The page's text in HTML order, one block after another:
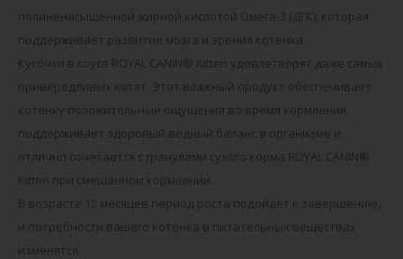
полиненасыщенной жирной кислотой Омега-3 (ДГК), которая
поддерживает развитие мозга и зрения котенка.
Кусочки в соусе ROYAL CANIN® Kitten удовлетворят даже самых
привередливых котят. Этот влажный продукт обеспечивает
котенку положительные ощущения во время кормления,
поддерживает здоровый водный баланс в организме и
отлично сочетается с гранулами сухого корма ROYAL CANIN®
Kitten при смешанном кормлении.
В возрасте 12 месяцев период роста подойдет к завершению,
и потребности вашего котенка в питательных веществах
изменятся.